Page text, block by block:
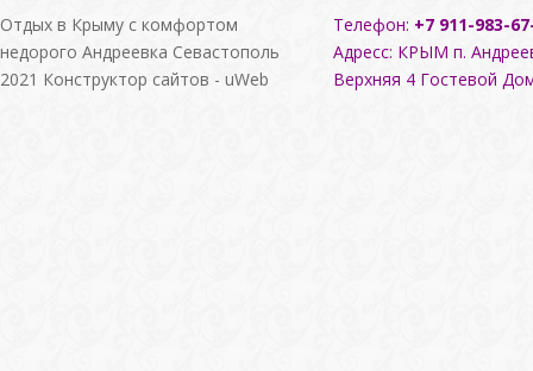
Отдых в Крыму с комфортом
недорого Андреевка Севастополь
2021 Конструктор сайтов - uWeb
Телефон: +7 911-983-
Адресс: КРЫМ п.
Верхняя 4 Гостевой